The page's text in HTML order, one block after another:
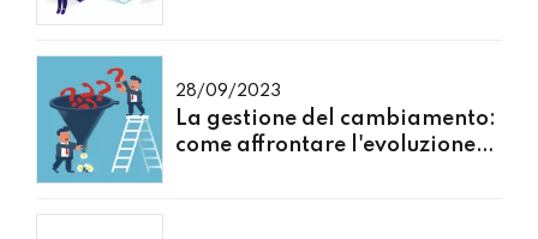
28/09/2023
La gestione del cambiamento:
come affrontare l'evoluzione